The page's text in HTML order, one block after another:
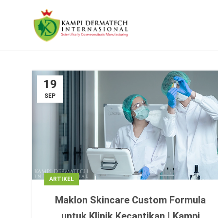
19
SEP
ARTIKEL
Maklon Skincare Custom Formula